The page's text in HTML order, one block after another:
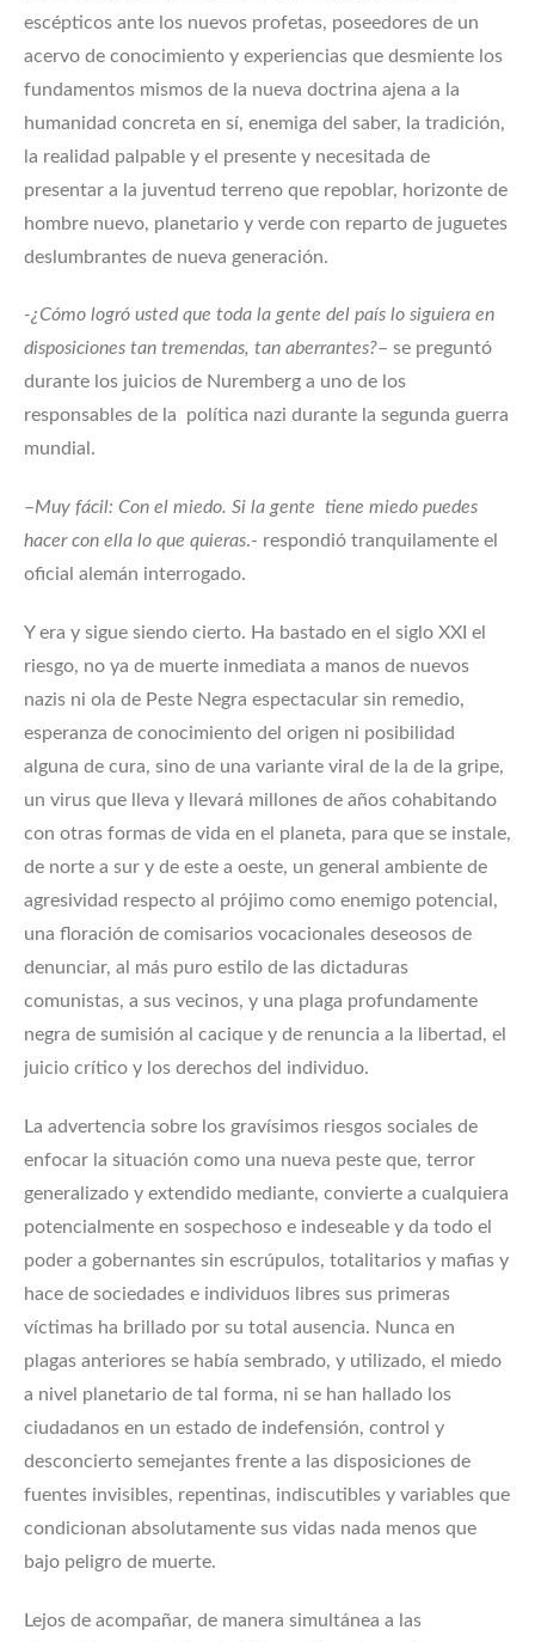
escépticos ante los nuevos profetas, poseedores de un
acervo de conocimiento y experiencias que desmiente los
fundamentos mismos de la nueva doctrina ajena a la
humanidad concreta en sí, enemiga del saber, la tradición,
la realidad palpable y el presente y necesitada de
presentar a la juventud terreno que repoblar, horizonte de
hombre nuevo, planetario y verde con reparto de juguetes
deslumbrantes de nueva generación.
-¿Cómo logró usted que toda la gente del país lo siguiera en
disposiciones tan tremendas, tan aberrantes?– se preguntó
durante los juicios de Nuremberg a uno de los
responsables de la política nazi durante la segunda guerra
mundial.
–Muy fácil: Con el miedo. Si la gente tiene miedo puedes
hacer con ella lo que quieras.- respondió tranquilamente el
oficial alemán interrogado.
Y era y sigue siendo cierto. Ha bastado en el siglo XXI el
riesgo, no ya de muerte inmediata a manos de nuevos
nazis ni ola de Peste Negra espectacular sin remedio,
esperanza de conocimiento del origen ni posibilidad
alguna de cura, sino de una variante viral de la de la gripe,
un virus que lleva y llevará millones de años cohabitando
con otras formas de vida en el planeta, para que se instale,
de norte a sur y de este a oeste, un general ambiente de
agresividad respecto al prójimo como enemigo potencial,
una floración de comisarios vocacionales deseosos de
denunciar, al más puro estilo de las dictaduras
comunistas, a sus vecinos, y una plaga profundamente
negra de sumisión al cacique y de renuncia a la libertad, el
juicio crítico y los derechos del individuo.
La advertencia sobre los gravísimos riesgos sociales de
enfocar la situación como una nueva peste que, terror
generalizado y extendido mediante, convierte a cualquiera
potencialmente en sospechoso e indeseable y da todo el
poder a gobernantes sin escrúpulos, totalitarios y mafias y
hace de sociedades e individuos libres sus primeras
víctimas ha brillado por su total ausencia. Nunca en
plagas anteriores se había sembrado, y utilizado, el miedo
a nivel planetario de tal forma, ni se han hallado los
ciudadanos en un estado de indefensión, control y
desconcierto semejantes frente a las disposiciones de
fuentes invisibles, repentinas, indiscutibles y variables que
condicionan absolutamente sus vidas nada menos que
bajo peligro de muerte.
Lejos de acompañar, de manera simultánea a las